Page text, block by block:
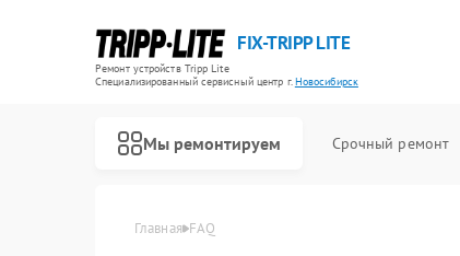
FIX-TRIPP LITE
Ремонт устройств Tripp Lite
Специализированный cервисный центр г.Новосибирск
Мы ремонтируем Срочный ремонт
Главная FAQ